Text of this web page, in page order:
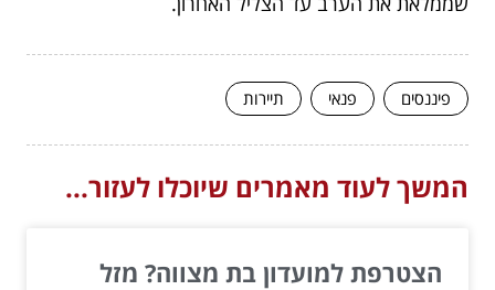
פיננסים פנאי תיירות
המשך לעוד מאמרים שיוכלו לעזור...
הצטרפת למועדון בת מצווה? מזל